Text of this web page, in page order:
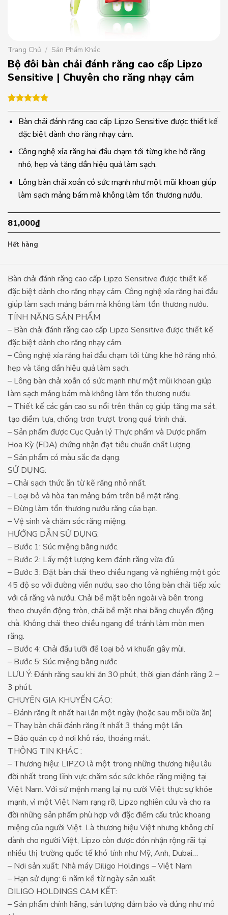
Trang Chủ / Sản Phẩm Khác
Bộ đôi bàn chải đánh răng cao cấp Lipzo
Sensitive | Chuyên cho răng nhạy cảm
5.00trên 5
dựa trên
1
đánh giá
Bàn chải đánh răng cao cấp Lipzo Sensitive được thiết kế
đặc biệt dành cho răng nhạy cảm.
Công nghệ xỉa răng hai đầu chạm tới từng khe hở răng
nhỏ, hẹp và tăng dần hiệu quả làm sạch.
Lông bàn chải xoắn có sức mạnh như một mũi khoan giúp
làm sạch mảng bám mà không làm tổn thương nướu.
81,000₫
Hết hàng
Bàn chải đánh răng cao cấp Lipzo Sensitive được thiết kế
đặc biệt dành cho răng nhạy cảm. Công nghệ xỉa răng hai đầu
giúp làm sạch mảng bám mà không làm tổn thương nướu.
TÍNH NĂNG SẢN PHẨM
– Bàn chải đánh răng cao cấp Lipzo Sensitive được thiết kế
đặc biệt dành cho răng nhạy cảm.
– Công nghệ xỉa răng hai đầu chạm tới từng khe hở răng nhỏ,
hẹp và tăng dần hiệu quả làm sạch.
– Lông bàn chải xoắn có sức mạnh như một mũi khoan giúp
làm sạch mảng bám mà không làm tổn thương nướu.
– Thiết kế các gân cao su nổi trên thân cọ giúp tăng ma sát,
tạo điểm tựa, chống trơn trượt trong quá trình chải.
– Sản phẩm được Cục Quản lý Thực phẩm và Dược phẩm
Hoa Kỳ (FDA) chứng nhận đạt tiêu chuẩn chất lượng.
– Sản phẩm có màu sắc đa dạng.
SỬ DỤNG:
– Chải sạch thức ăn từ kẽ răng nhỏ nhất.
– Loại bỏ và hòa tan mảng bám trên bề mặt răng.
– Đừng làm tổn thương nướu răng của bạn.
– Vệ sinh và chăm sóc răng miệng.
HƯỚNG DẪN SỬ DỤNG:
– Bước 1: Súc miệng bằng nước.
– Bước 2: Lấy một lượng kem đánh răng vừa đủ.
– Bước 3: Đặt bàn chải theo chiều ngang và nghiêng một góc
45 độ so với đường viền nướu, sao cho lông bàn chải tiếp xúc
với cả răng và nướu. Chải bề mặt bên ngoài và bên trong
theo chuyển động tròn, chải bề mặt nhai bằng chuyển động
chà. Không chải theo chiều ngang để tránh làm mòn men
răng.
– Bước 4: Chải đầu lưỡi để loại bỏ vi khuẩn gây mùi.
– Bước 5: Súc miệng bằng nước
LƯU Ý: Đánh răng sau khi ăn 30 phút, thời gian đánh răng 2 –
3 phút.
CHUYÊN GIA KHUYẾN CÁO:
– Đánh răng ít nhất hai lần một ngày (hoặc sau mỗi bữa ăn)
– Thay bàn chải đánh răng ít nhất 3 tháng một lần.
– Bảo quản cọ ở nơi khô ráo, thoáng mát.
THÔNG TIN KHÁC :
– Thương hiệu: LIPZO là một trong những thương hiệu lâu
đời nhất trong lĩnh vực chăm sóc sức khỏe răng miệng tại
Việt Nam. Với sứ mệnh mang lại nụ cười Việt thực sự khỏe
mạnh, vì một Việt Nam rạng rỡ, Lipzo nghiên cứu và cho ra
đời những sản phẩm phù hợp với đặc điểm cấu trúc khoang
miệng của người Việt. Là thương hiệu Việt nhưng không chỉ
dành cho người Việt, Lipzo còn được đón nhận rộng rãi tại
nhiều thị trường quốc tế khó tính như Mỹ, Anh, Dubai…
– Nơi sản xuất: Nhà máy Diligo Holdings – Việt Nam
– Hạn sử dụng: 6 năm kể từ ngày sản xuất
DILIGO HOLDINGS CAM KẾT:
– Sản phẩm chính hãng, sản lượng đảm bảo và đúng như mô